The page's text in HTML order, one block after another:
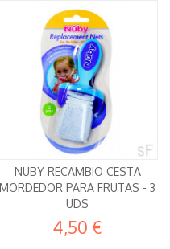
NUBY RECAMBIO CESTA
MORDEDOR PARA FRUTAS - 3
UDS
4,50 €